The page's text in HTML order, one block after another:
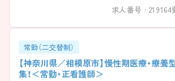
求人番号 : 219164
常勤（二交替制）
【神奈川県／相模原市】慢性期医療・療
集！＜常勤・正看護師＞